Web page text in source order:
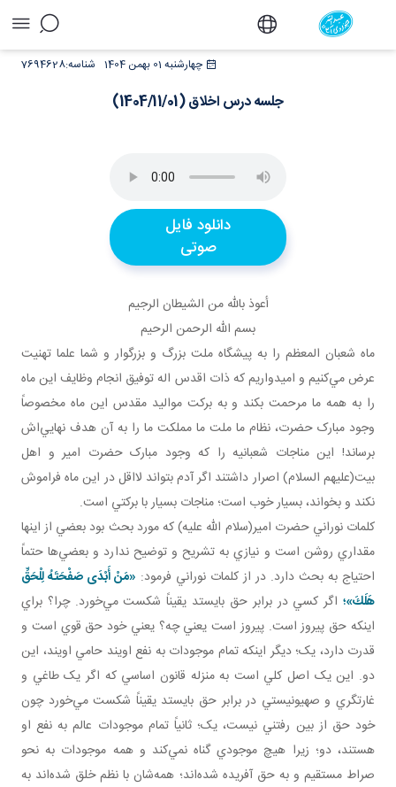
جلسه درس اخلاق (1404/11/01) - دفتر چهارشنبه 01 بهمن 1404 7694628شناسه:
جلسه درس اخلاق (1404/11/01)
دانلود فایل
صوتی
أعوذ بالله من الشيطان الرجيم
بسم الله الرحمن الرحيم
ماه شعبان المعظم را به پيشگاه ملت بزرگ و بزرگوار و شما علما تهنيت
عرض مي‌کنيم و اميدواريم که ذات اقدس اله توفيق انجام وظايف اين ماه
را به همه ما مرحمت بکند و به برکت مواليد مقدس اين ماه مخصوصاً
وجود مبارک حضرت، نظام ما ملت ما مملکت ما را به آن هدف نهايي‌اش
برساند! اين مناجات شعبانيه را که وجود مبارک حضرت امير و اهل
بيت(عليهم السلام) اصرار داشتند اگر آدم بتواند لااقل در اين ماه فراموش
نکند و بخواند، بسيار خوب است؛ مناجات بسيار با برکتي است.
کلمات نوراني حضرت امير(سلام الله عليه) که مورد بحث بود بعضي از اينها
مقداري روشن است و نيازي به تشريح و توضيح ندارد و بعضي‌ها حتماً
احتياج به بحث دارد. در از کلمات نوراني فرمود: «مَنْ أَبْدَى صَفْحَتَهُ لِلْحَقِّ
هَلَكَ»؛ اگر کسي در برابر حق بايستد يقيناً شکست مي‌خورد. چرا؟ براي
اينکه حق پيروز است. پيروز است يعني چه؟ يعني خود حق قوي است و
قدرت دارد، يک؛ ديگر اينکه تمام موجودات به نفع اويند حامي اويند، اين
دو. اين يک اصل کلي است به منزله قانون اساسي که اگر يک طاغي و
غارتگري و صهيونيستي در برابر حق بايستد يقيناً شکست مي‌خورد چون
خود حق از بين رفتني نيست، يک؛ ثانياً تمام موجودات عالم به نفع او
هستند، دو؛ زيرا هيچ موجودي گناه نمي‌کند و همه موجودات به نحو
صراط مستقيم و به حق آفريده شده‌اند؛ همه‌شان با نظم خلق شده‌اند به